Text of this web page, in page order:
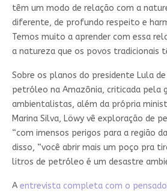
têm um modo de relação com a
diferente, de profundo respeito e
Temos muito a aprender com essa
a natureza que os povos tradicionais
Sobre os planos do presidente Lula
petróleo na Amazônia, criticada pela
ambientalistas, além da própria
Marina Silva, Löwy vê exploração de
“com imensos perigos para a região
disso, “você abrir mais um poço pra
litros de petróleo é um desastre
A entrevista completa com o